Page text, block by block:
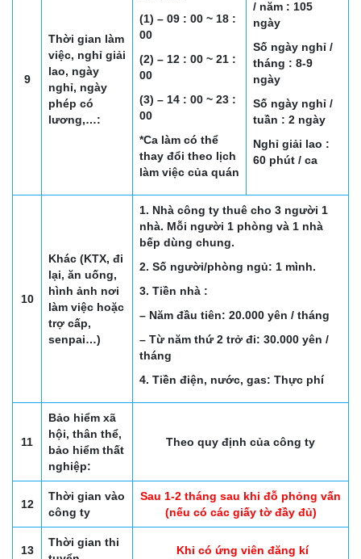
9
Thời gian làm
việc, nghỉ giải
lao, ngày
nghỉ, ngày
phép có
lương,…:
(1) – 09 : 00 ~ 18 :
00
(2) – 12 : 00 ~ 21 :
00
(3) – 14 : 00 ~ 23 :
00
*Ca làm có thể
thay đổi theo lịch
làm việc của quán
/ năm : 105
ngày
Số ngày nghỉ /
tháng : 8-9
ngày
Số ngày nghỉ /
tuần : 2 ngày
Nghỉ giải lao :
60 phút / ca
10
Khác (KTX, đi
lại, ăn uống,
hình ảnh nơi
làm việc hoặc
trợ cấp,
senpai…)
1. Nhà công ty thuê cho 3 người 1
nhà. Mỗi người 1 phòng và 1 nhà
bếp dùng chung.
2. Số người/phòng ngủ: 1 mình.
3. Tiền nhà :
– Năm đầu tiên: 20.000 yên / tháng
– Từ năm thứ 2 trở đi: 30.000 yên /
tháng
4. Tiền điện, nước, gas: Thực phí
11
Bảo hiểm xã
hội, thân thể,
bảo hiểm thất
nghiệp:
Theo quy định của công ty
12
Thời gian vào
công ty
Sau 1-2 tháng sau khi đỗ phỏng vấn
(nếu có các giấy tờ đầy đủ)
13
Thời gian thi
Khi có ứng viên đăng kí